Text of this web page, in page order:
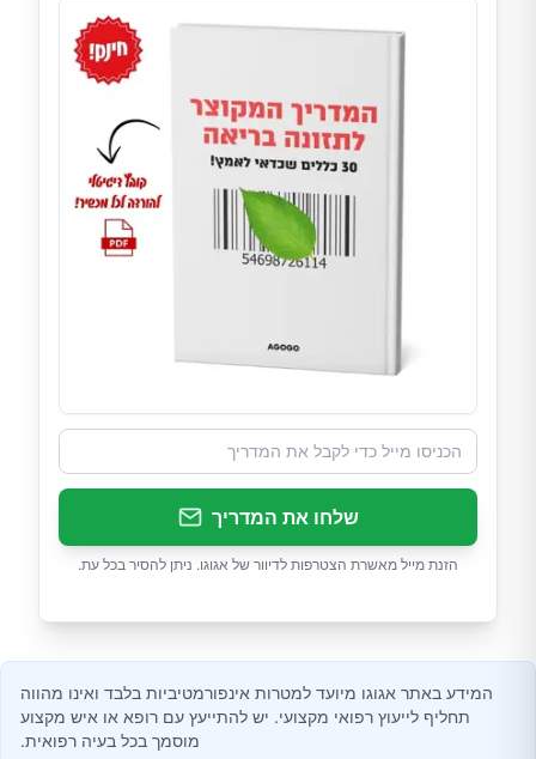
שלחו את המדריך
הזנת מייל מאשרת הצטרפות לדיוור של אגוגו. ניתן להסיר בכל עת.
המידע באתר אגוגו מיועד למטרות אינפורמטיביות בלבד ואינו מהווה
תחליף לייעוץ רפואי מקצועי. יש להתייעץ עם רופא או איש מקצוע
מוסמך בכל בעיה רפואית.